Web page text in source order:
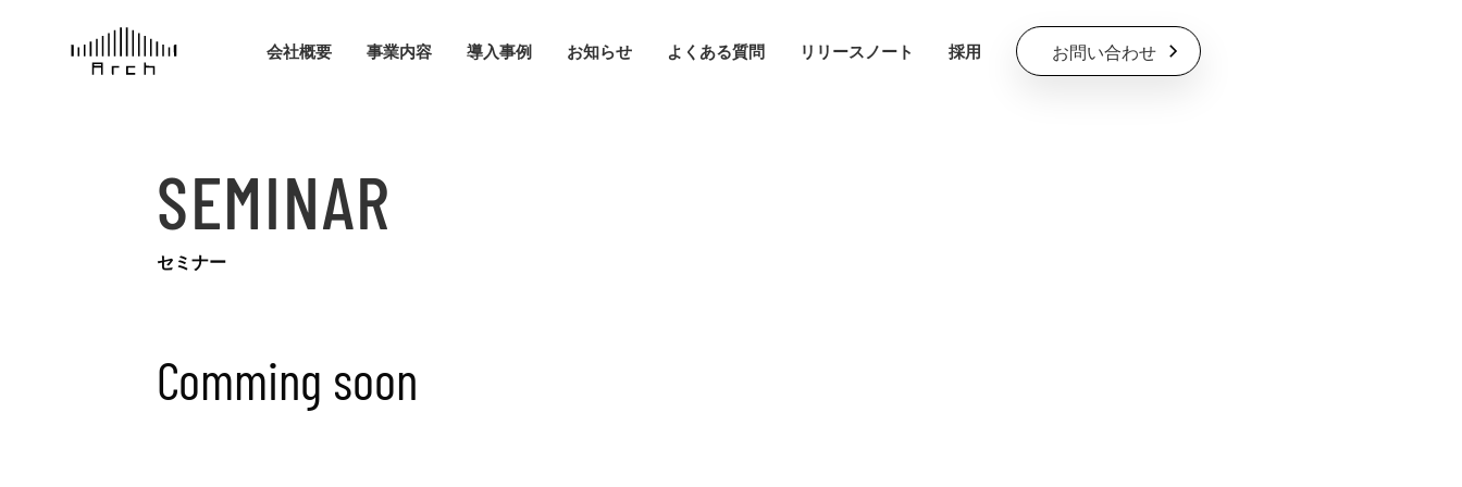
会社概要 事業内容 導入事例 お知らせ よくある質問 リリースノート 採用 お問い合わせ
SEMINAR
セミナー
Comming soon